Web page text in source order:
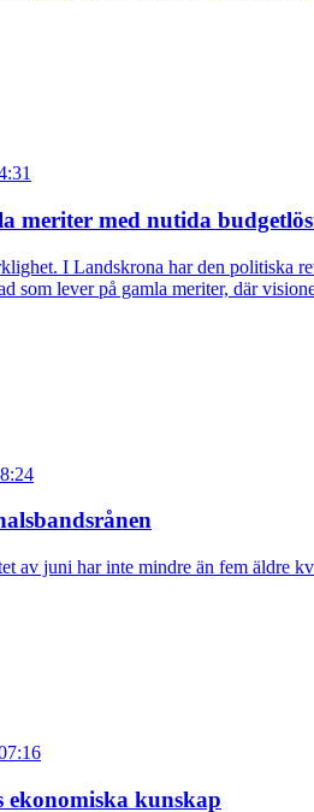
meriter med nutida
I Landskrona har den politiska
som lever på gamla meriter, där
juni har inte mindre än fem äldre
kunskap